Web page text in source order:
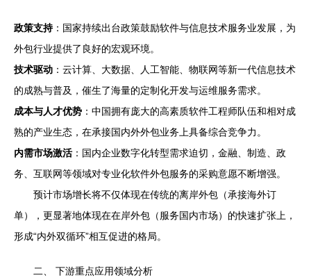
政策支持：国家持续出台政策鼓励软件与信息技术服务业发展，为
外包行业提供了良好的宏观环境。
技术驱动 ：云计算、大数据、人工智能、物联网等新一代信息技术
的成熟与普及，催生了海量的定制化开发与运维服务需求。
成本与人才优势 ：中国拥有庞大的高素质软件工程师队伍和相对成
熟的产业生态，在承接国内外外包业务上具备综合竞争力。
内需市场激活 ：国内企业数字化转型需求迫切，金融、制造、政
务、互联网等领域对专业化软件外包服务的采购意愿不断增强。
预计市场增长将不仅体现在传统的离岸外包（承接海外订
单），更显著地体现在在岸外包（服务国内市场）的快速扩张上，
形成“内外双循环”相互促进的格局。
二、 下游重点应用领域分析